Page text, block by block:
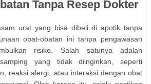
Tanpa Resep Dokter
urat yang bisa dibeli di apotik tanpa
obat-obatan ini tanpa pengawasan
risiko. Salah satunya adalah
yang tidak diinginkan, seperti
reaksi alergi, atau interaksi dengan obat